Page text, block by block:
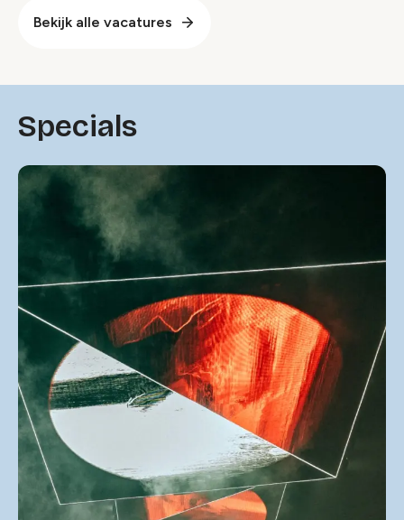
Bekijk alle vacatures
Specials